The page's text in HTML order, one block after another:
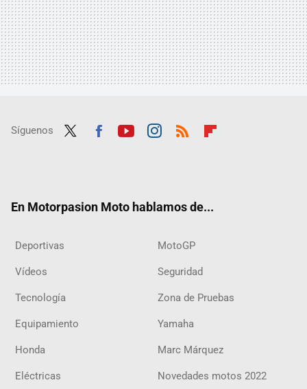
Síguenos
En Motorpasion Moto hablamos de...
Deportivas MotoGP
Vídeos Seguridad
Tecnología Zona de Pruebas
Equipamiento Yamaha
Honda Marc Márquez
Eléctricas Novedades motos 2022